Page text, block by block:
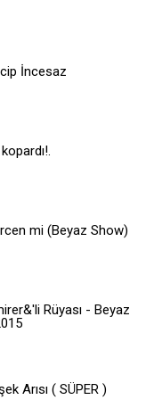
için site içeriği
için site içeriği
İncesaz
mi (Beyaz Show)
Rüyası - Beyaz
Arısı ( SÜPER )